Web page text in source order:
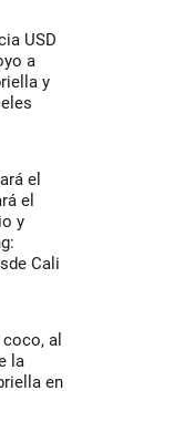
USD
a
y
el
el
y
Cali
al
la
en